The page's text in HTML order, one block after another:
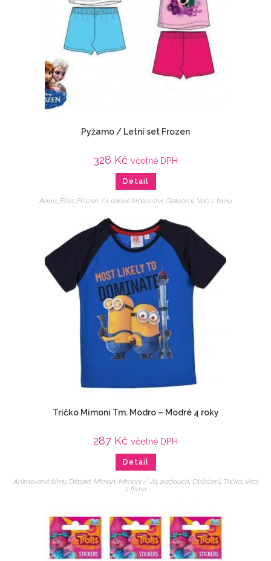
Pyžamo / Letní set Frozen
328 Kč včetně DPH
Detail
Anna, Elsa, Frozen / Ledové království, Oblečení, Veci z filmu
Tričko Mimoni Tm. Modro – Modré 4 roky
287 Kč včetně DPH
Detail
Animované filmy, Dětské Mimoň Mimoni / Já, padouch Oblečení, Trička Veci
z filmu